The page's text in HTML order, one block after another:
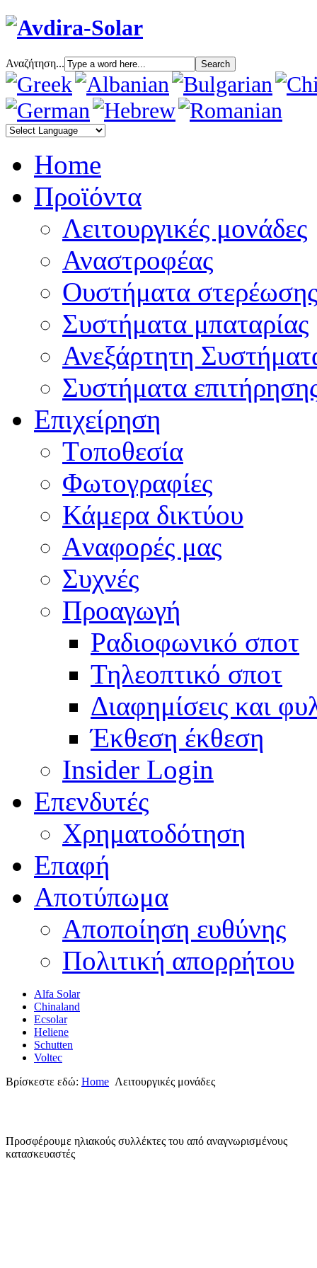
Αναζήτηση...
Home
Προϊόντα
Λειτουργικές μονάδες
Αναστροφέας
Oυστήματα στερέωσης
Συστήματα μπαταρίας
Ανεξάρτητη
Συστήματα
Επιχείρηση
Tοποθεσία
Φωτογραφίες
Κάμερα δικτύου
Aναφορές μας
Συχνές
Προαγωγή
Ραδιοφωνικό σποτ
Τηλεοπτικό σποτ
Διαφημίσεις και
Έκθεση έκθεση
Insider Login
Επενδυτές
Χρηματοδότηση
Eπαφή
Αποτύπωμα
Αποποίηση ευθύνης
Πολιτική απορρήτου
Alfa Solar
Chinaland
Ecsolar
Heliene
Schutten
Voltec
Βρίσκεστε εδώ: Home Λειτουργικές μονάδες
Προσφέρουμε ηλιακούς συλλέκτες του από αναγνωρισμένους
κατασκευαστές